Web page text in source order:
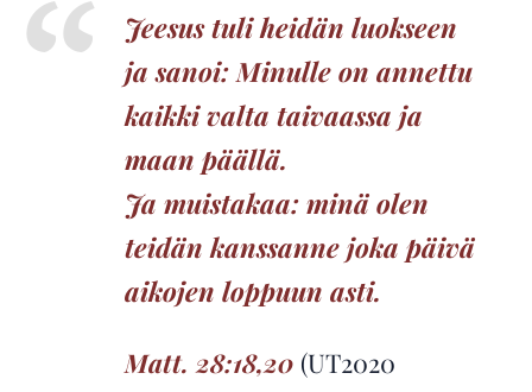
Jeesus tuli heidän luokseen
ja sanoi: Minulle on annettu
kaikki valta taivaassa ja
maan päällä.
Ja muistakaa: minä olen
teidän kanssanne joka päivä
aikojen loppuun asti.
Matt. 28:18,20 (UT2020